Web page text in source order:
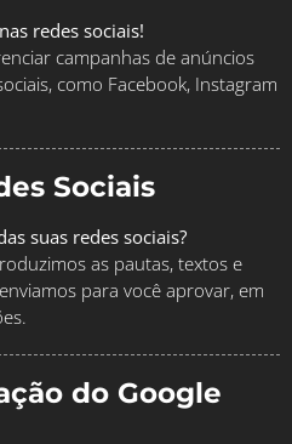
redes sociais!
campanhas de anúncios
como Facebook, Instagram
Sociais
suas redes sociais?
as pautas, textos e
para você aprovar, em
do Google